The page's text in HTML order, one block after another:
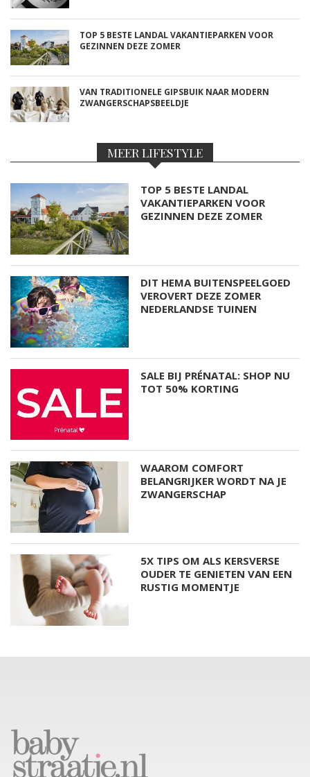
TOP 5 BESTE LANDAL VAKANTIEPARKEN VOOR
GEZINNEN DEZE ZOMER
VAN TRADITIONELE GIPSBUIK NAAR MODERN
ZWANGERSCHAPSBEELDJE
MEER LIFESTYLE
TOP 5 BESTE LANDAL
VAKANTIEPARKEN VOOR
GEZINNEN DEZE ZOMER
DIT HEMA BUITENSPEELGOED
VEROVERT DEZE ZOMER
NEDERLANDSE TUINEN
SALE BIJ PRÉNATAL: SHOP NU
TOT 50% KORTING
WAAROM COMFORT
BELANGRIJKER WORDT NA JE
ZWANGERSCHAP
5X TIPS OM ALS KERSVERSE
OUDER TE GENIETEN VAN EEN
RUSTIG MOMENTJE